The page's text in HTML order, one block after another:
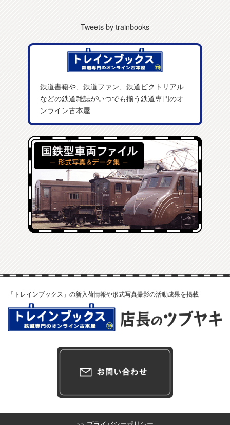
Tweets by trainbooks
鉄道書籍や、鉄道ファン、鉄道ピクトリアル
などの鉄道雑誌がいつでも揃う鉄道専門のオ
ンライン古本屋
「トレインブックス」の新入荷情報や形式写真撮影の活動成果を掲載